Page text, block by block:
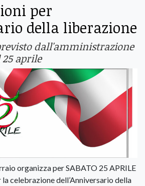
per
della liberazione
dall'amministrazione
aprile
organizza per SABATO 25 APRILE
celebrazione dell’Anniversario della